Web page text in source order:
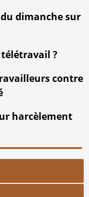
dimanche sur
télétravail ?
contre
harcèlement